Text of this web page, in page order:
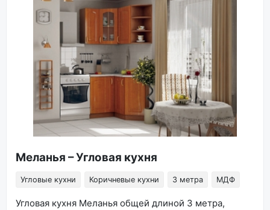
Меланья – Угловая кухня
Угловые кухни Коричневые кухни 3 метра МДФ
Угловая кухня Меланья общей длиной 3 метра,